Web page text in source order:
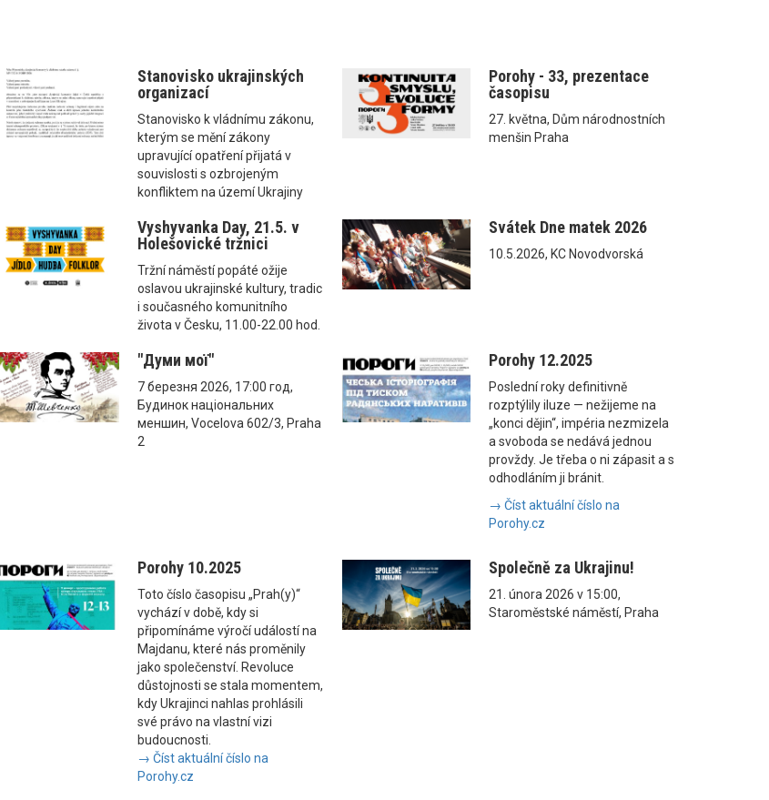
Stanovisko ukrajinských
organizací
Stanovisko k vládnímu zákonu,
kterým se mění zákony
upravující opatření přijatá v
souvislosti s ozbrojeným
konfliktem na území Ukrajiny
Porohy - 33, prezentace
časopisu
27. května, Dům národnostních
menšin Praha
Vyshyvanka Day, 21.5. v
Holešovické tržnici
Tržní náměstí popáté ožije
oslavou ukrajinské kultury, tradic
i současného komunitního
života v Česku, 11.00-22.00 hod.
Svátek Dne matek 2026
10.5.2026, KC Novodvorská
"Думи мої"
7 березня 2026, 17:00 год,
Будинок національних
меншин, Vocelova 602/3, Praha
2
Porohy 12.2025
Poslední roky definitivně
rozptýlily iluze — nežijeme na
„konci dějin“, impéria nezmizela
a svoboda se nedává jednou
provždy. Je třeba o ni zápasit a s
odhodláním ji bránit.
→ Číst aktuální číslo na
Porohy.cz
Porohy 10.2025
Toto číslo časopisu „Prah(y)“
vychází v době, kdy si
připomínáme výročí událostí na
Majdanu, které nás proměnily
jako společenství. Revoluce
důstojnosti se stala momentem,
kdy Ukrajinci nahlas prohlásili
své právo na vlastní vizi
budoucnosti.
→ Číst aktuální číslo na
Porohy.cz
Společně za Ukrajinu!
21. února 2026 v 15:00,
Staroměstské náměstí, Praha